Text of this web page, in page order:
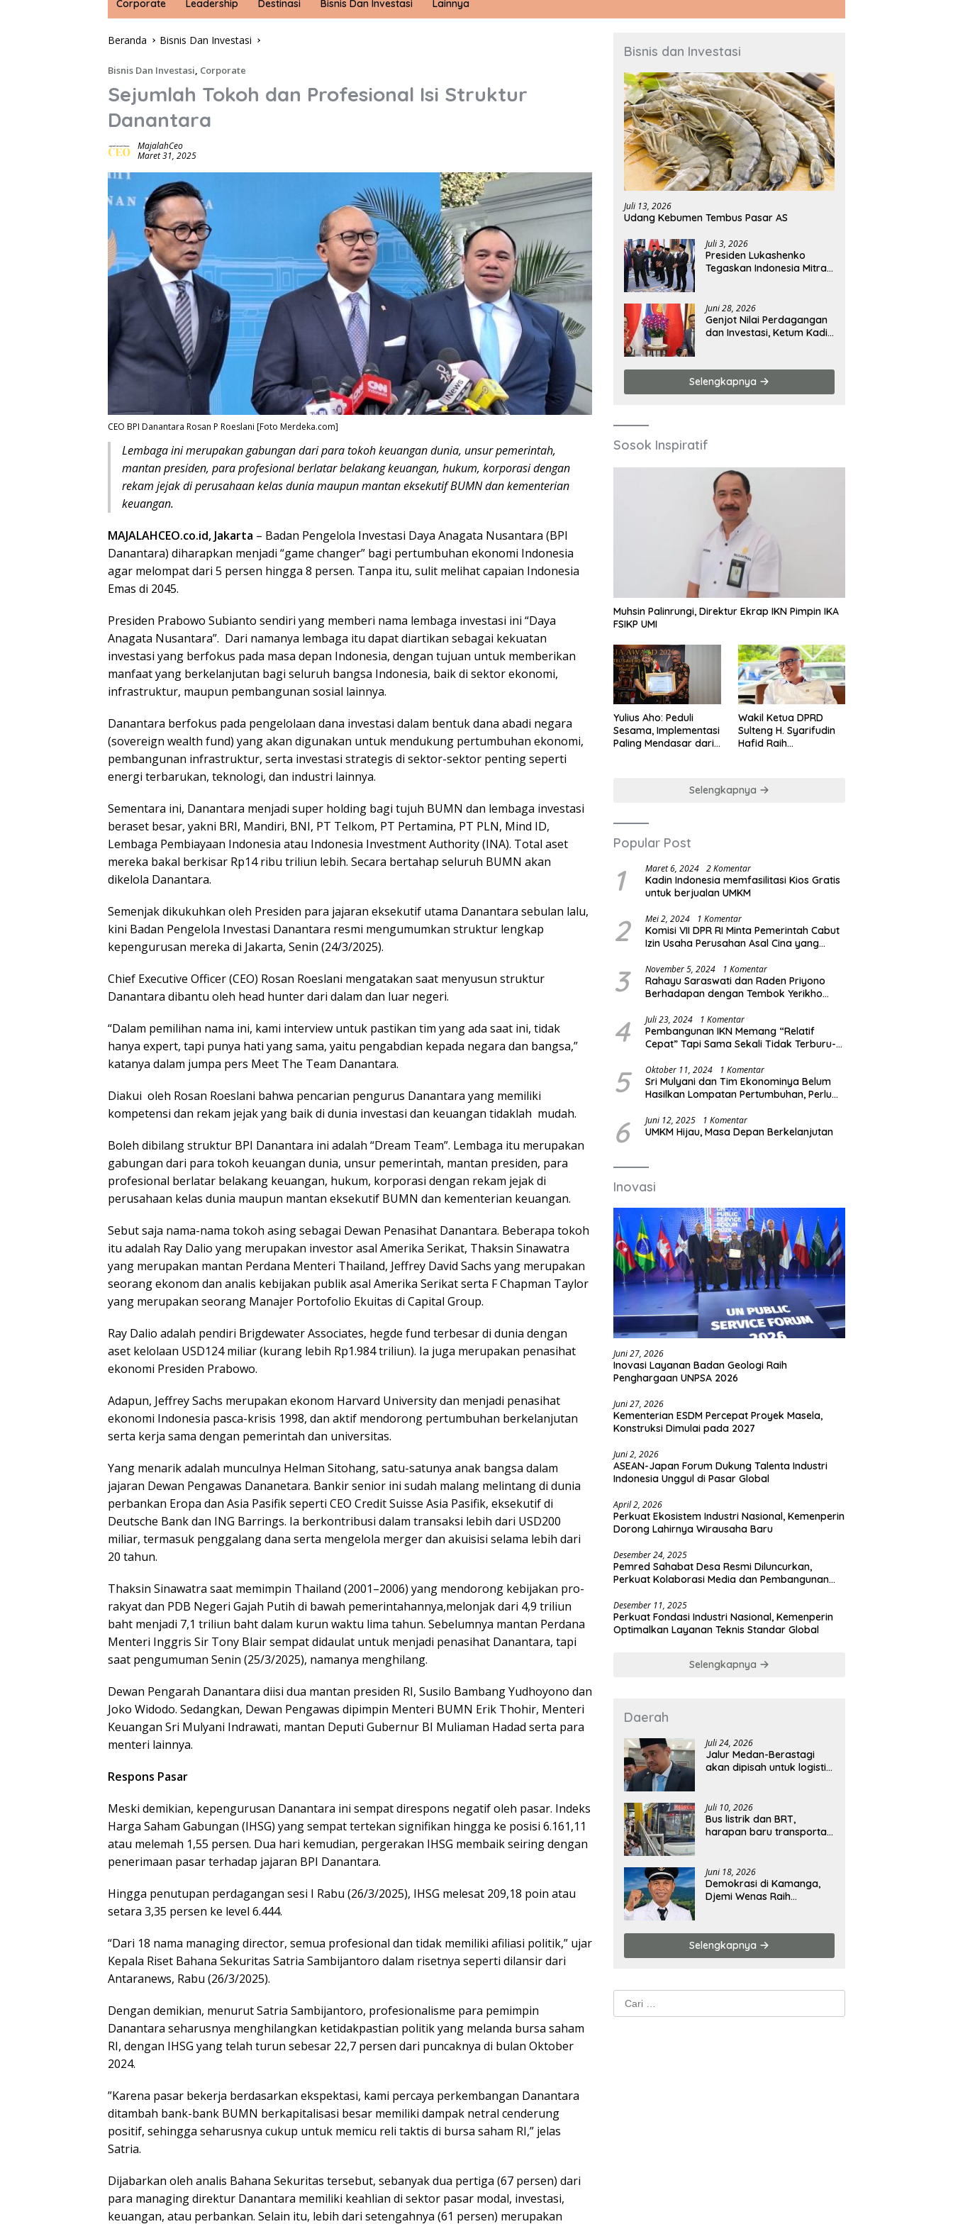
Corporate Leadership Destinasi Bisnis Dan Investasi Lainnya
Beranda Bisnis Dan Investasi
Bisnis Dan Investasi, Corporate
Sejumlah Tokoh dan Profesional Isi Struktur
Danantara
MajalahCeo
Maret 31, 2025
CEO BPI Danantara Rosan P Roeslani [Foto Merdeka.com]
Lembaga ini merupakan gabungan dari para tokoh keuangan dunia, unsur pemerintah,
mantan presiden, para profesional berlatar belakang keuangan, hukum, korporasi dengan
rekam jejak di perusahaan kelas dunia maupun mantan eksekutif BUMN dan kementerian
keuangan.
MAJALAHCEO.co.id, Jakarta – Badan Pengelola Investasi Daya Anagata Nusantara (BPI
Danantara) diharapkan menjadi “game changer” bagi pertumbuhan ekonomi Indonesia
agar melompat dari 5 persen hingga 8 persen. Tanpa itu, sulit melihat capaian Indonesia
Emas di 2045.
Presiden Prabowo Subianto sendiri yang memberi nama lembaga investasi ini “Daya
Anagata Nusantara”. Dari namanya lembaga itu dapat diartikan sebagai kekuatan
investasi yang berfokus pada masa depan Indonesia, dengan tujuan untuk memberikan
manfaat yang berkelanjutan bagi seluruh bangsa Indonesia, baik di sektor ekonomi,
infrastruktur, maupun pembangunan sosial lainnya.
Danantara berfokus pada pengelolaan dana investasi dalam bentuk dana abadi negara
(sovereign wealth fund) yang akan digunakan untuk mendukung pertumbuhan ekonomi,
pembangunan infrastruktur, serta investasi strategis di sektor-sektor penting seperti
energi terbarukan, teknologi, dan industri lainnya.
Sementara ini, Danantara menjadi super holding bagi tujuh BUMN dan lembaga investasi
beraset besar, yakni BRI, Mandiri, BNI, PT Telkom, PT Pertamina, PT PLN, Mind ID,
Lembaga Pembiayaan Indonesia atau Indonesia Investment Authority (INA). Total aset
mereka bakal berkisar Rp14 ribu triliun lebih. Secara bertahap seluruh BUMN akan
dikelola Danantara.
Semenjak dikukuhkan oleh Presiden para jajaran eksekutif utama Danantara sebulan lalu,
kini Badan Pengelola Investasi Danantara resmi mengumumkan struktur lengkap
kepengurusan mereka di Jakarta, Senin (24/3/2025).
Chief Executive Officer (CEO) Rosan Roeslani mengatakan saat menyusun struktur
Danantara dibantu oleh head hunter dari dalam dan luar negeri.
“Dalam pemilihan nama ini, kami interview untuk pastikan tim yang ada saat ini, tidak
hanya expert, tapi punya hati yang sama, yaitu pengabdian kepada negara dan bangsa,”
katanya dalam jumpa pers Meet The Team Danantara.
Diakui oleh Rosan Roeslani bahwa pencarian pengurus Danantara yang memiliki
kompetensi dan rekam jejak yang baik di dunia investasi dan keuangan tidaklah mudah.
Boleh dibilang struktur BPI Danantara ini adalah “Dream Team”. Lembaga itu merupakan
gabungan dari para tokoh keuangan dunia, unsur pemerintah, mantan presiden, para
profesional berlatar belakang keuangan, hukum, korporasi dengan rekam jejak di
perusahaan kelas dunia maupun mantan eksekutif BUMN dan kementerian keuangan.
Sebut saja nama-nama tokoh asing sebagai Dewan Penasihat Danantara. Beberapa tokoh
itu adalah Ray Dalio yang merupakan investor asal Amerika Serikat, Thaksin Sinawatra
yang merupakan mantan Perdana Menteri Thailand, Jeffrey David Sachs yang merupakan
seorang ekonom dan analis kebijakan publik asal Amerika Serikat serta F Chapman Taylor
yang merupakan seorang Manajer Portofolio Ekuitas di Capital Group.
Ray Dalio adalah pendiri Brigdewater Associates, hegde fund terbesar di dunia dengan
aset kelolaan USD124 miliar (kurang lebih Rp1.984 triliun). Ia juga merupakan penasihat
ekonomi Presiden Prabowo.
Adapun, Jeffrey Sachs merupakan ekonom Harvard University dan menjadi penasihat
ekonomi Indonesia pasca-krisis 1998, dan aktif mendorong pertumbuhan berkelanjutan
serta kerja sama dengan pemerintah dan universitas.
Yang menarik adalah munculnya Helman Sitohang, satu-satunya anak bangsa dalam
jajaran Dewan Pengawas Dananetara. Bankir senior ini sudah malang melintang di dunia
perbankan Eropa dan Asia Pasifik seperti CEO Credit Suisse Asia Pasifik, eksekutif di
Deutsche Bank dan ING Barrings. Ia berkontribusi dalam transaksi lebih dari USD200
miliar, termasuk penggalang dana serta mengelola merger dan akuisisi selama lebih dari
20 tahun.
Thaksin Sinawatra saat memimpin Thailand (2001–2006) yang mendorong kebijakan pro-
rakyat dan PDB Negeri Gajah Putih di bawah pemerintahannya,melonjak dari 4,9 triliun
baht menjadi 7,1 triliun baht dalam kurun waktu lima tahun. Sebelumnya mantan Perdana
Menteri Inggris Sir Tony Blair sempat didaulat untuk menjadi penasihat Danantara, tapi
saat pengumuman Senin (25/3/2025), namanya menghilang.
Dewan Pengarah Danantara diisi dua mantan presiden RI, Susilo Bambang Yudhoyono dan
Joko Widodo. Sedangkan, Dewan Pengawas dipimpin Menteri BUMN Erik Thohir, Menteri
Keuangan Sri Mulyani Indrawati, mantan Deputi Gubernur BI Muliaman Hadad serta para
menteri lainnya.
Respons Pasar
Meski demikian, kepengurusan Danantara ini sempat direspons negatif oleh pasar. Indeks
Harga Saham Gabungan (IHSG) yang sempat tertekan signifikan hingga ke posisi 6.161,11
atau melemah 1,55 persen. Dua hari kemudian, pergerakan IHSG membaik seiring dengan
penerimaan pasar terhadap jajaran BPI Danantara.
Hingga penutupan perdagangan sesi I Rabu (26/3/2025), IHSG melesat 209,18 poin atau
setara 3,35 persen ke level 6.444.
“Dari 18 nama managing director, semua profesional dan tidak memiliki afiliasi politik,” ujar
Kepala Riset Bahana Sekuritas Satria Sambijantoro dalam risetnya seperti dilansir dari
Antaranews, Rabu (26/3/2025).
Dengan demikian, menurut Satria Sambijantoro, profesionalisme para pemimpin
Danantara seharusnya menghilangkan ketidakpastian politik yang melanda bursa saham
RI, dengan IHSG yang telah turun sebesar 22,7 persen dari puncaknya di bulan Oktober
2024.
”Karena pasar bekerja berdasarkan ekspektasi, kami percaya perkembangan Danantara
ditambah bank-bank BUMN berkapitalisasi besar memiliki dampak netral cenderung
positif, sehingga seharusnya cukup untuk memicu reli taktis di bursa saham RI,” jelas
Satria.
Dijabarkan oleh analis Bahana Sekuritas tersebut, sebanyak dua pertiga (67 persen) dari
para managing direktur Danantara memiliki keahlian di sektor pasar modal, investasi,
keuangan, atau perbankan. Selain itu, lebih dari setengahnya (61 persen) merupakan
Bisnis dan Investasi
Juli 13, 2026
Udang Kebumen Tembus Pasar AS
Juli 3, 2026
Presiden Lukashenko
Tegaskan Indonesia Mitra
Juni 28, 2026
Genjot Nilai Perdagangan
dan Investasi, Ketum Kadin
Selengkapnya
Sosok Inspiratif
Muhsin Palinrungi, Direktur Ekrap IKN Pimpin IKA
FSIKP UMI
Yulius Aho: Peduli
Sesama, Implementasi
Paling Mendasar dari
Wakil Ketua DPRD
Sulteng H. Syarifudin
Hafid Raih
Selengkapnya
Popular Post
1 Maret 6, 2024 2 Komentar
Kadin Indonesia memfasilitasi Kios Gratis
untuk berjualan UMKM
2 Mei 2, 2024 1 Komentar
Komisi VII DPR RI Minta Pemerintah Cabut
Izin Usaha Perusahan Asal Cina yang
3 November 5, 2024 1 Komentar
Rahayu Saraswati dan Raden Priyono
Berhadapan dengan Tembok Yerikho
4 Juli 23, 2024 1 Komentar
Pembangunan IKN Memang “Relatif
Cepat” Tapi Sama Sekali Tidak Terburu-
5 Oktober 11, 2024 1 Komentar
Sri Mulyani dan Tim Ekonominya Belum
Hasilkan Lompatan Pertumbuhan, Perlu
Box
6 Juni 12, 2025 1 Komentar
UMKM Hijau, Masa Depan Berkelanjutan
Inovasi
Juni 27, 2026
Inovasi Layanan Badan Geologi Raih
Penghargaan UNPSA 2026
Juni 27, 2026
Kementerian ESDM Percepat Proyek Masela,
Konstruksi Dimulai pada 2027
Juni 2, 2026
ASEAN-Japan Forum Dukung Talenta Industri
Indonesia Unggul di Pasar Global
April 2, 2026
Perkuat Ekosistem Industri Nasional, Kemenperin
Dorong Lahirnya Wirausaha Baru
Desember 24, 2025
Pemred Sahabat Desa Resmi Diluncurkan,
Perkuat Kolaborasi Media dan Pembangunan
Desember 11, 2025
Perkuat Fondasi Industri Nasional, Kemenperin
Optimalkan Layanan Teknis Standar Global
Selengkapnya
Daerah
Juli 24, 2026
Jalur Medan-Berastagi
akan dipisah untuk logistik
Juli 10, 2026
Bus listrik dan BRT,
harapan baru transportasi
Juni 18, 2026
Demokrasi di Kamanga,
Djemi Wenas Raih
Selengkapnya
Cari
untuk: